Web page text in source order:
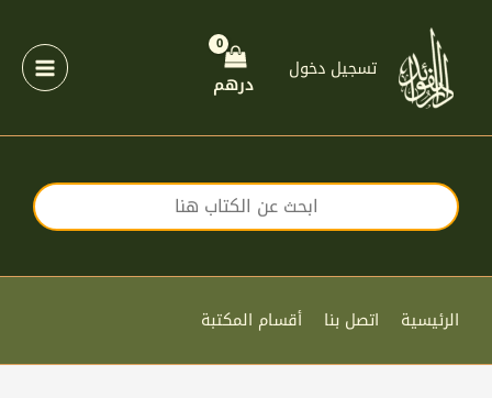
المحتوى
تسجيل دخول
درهم
الرئيسية اتصل بنا أقسام المكتبة